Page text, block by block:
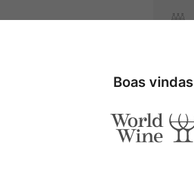
cogumelos, massas com
Boas vindas